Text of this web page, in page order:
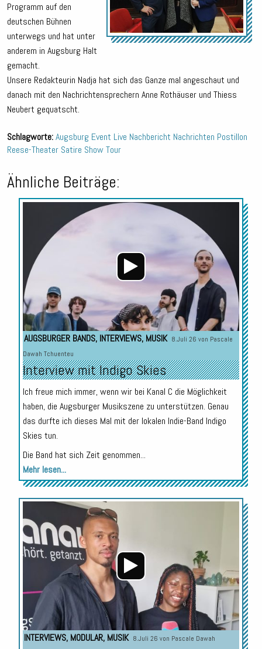
Programm auf den
deutschen Bühnen
unterwegs und hat unter
anderem in Augsburg Halt
gemacht.
Unsere Redakteurin Nadja hat sich das Ganze mal angeschaut und
danach mit den Nachrichtensprechern Anne Rothäuser und Thiess
Neubert gequatscht.
Schlagworte:Augsburg Event Live Nachbericht Nachrichten Postillon
Reese-Theater Satire ShowTour
Ähnliche Beiträge:
Audio-
Player
AUGSBURGER BANDS, INTERVIEWS, MUSIK 8.Juli 26 von Pascale
Dawah Tchuenteu
Interview mit Indigo Skies
Ich freue mich immer, wenn wir bei Kanal C die Möglichkeit
haben, die Augsburger Musikszene zu unterstützen. Genau
das durfte ich dieses Mal mit der lokalen Indie-Band Indigo
Skies tun.
Die Band hat sich Zeit genommen...
Mehr lesen...
Audio-
Player
INTERVIEWS, MODULAR, MUSIK 8.Juli 26 von Pascale Dawah